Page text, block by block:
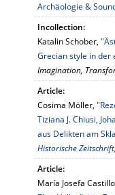
Archäologie &
Incollection:
Katalin Schober,
Grecian style in der
Imagination,
Article:
Cosima Möller,
Tiziana J. Chiusi,
aus Delikten am
Historische
Article:
María Josefa